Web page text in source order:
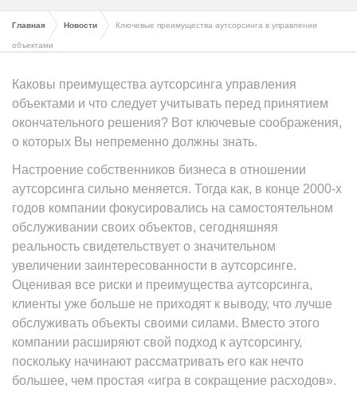
Главная Новости Ключевые преимущества аутсорсинга в управлении
объектами
Каковы преимущества аутсорсинга управления
объектами и что следует учитывать перед принятием
окончательного решения? Вот ключевые соображения,
о которых Вы непременно должны знать.
Настроение собственников бизнеса в отношении
аутсорсинга сильно меняется. Тогда как, в конце 2000-х
годов компании фокусировались на самостоятельном
обслуживании своих объектов, сегодняшняя
реальность свидетельствует о значительном
увеличении заинтересованности в аутсорсинге.
Оценивая все риски и преимущества аутсорсинга,
клиенты уже больше не приходят к выводу, что лучше
обслуживать объекты своими силами. Вместо этого
компании расширяют свой подход к аутсорсингу,
поскольку начинают рассматривать его как нечто
большее, чем простая «игра в сокращение расходов».